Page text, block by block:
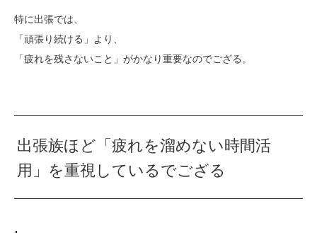
特に出張では、
「頑張り続ける」より、
「疲れを残さないこと」がかなり重要なのでござる。
出張族ほど「疲れを溜めない時間活
用」を重視しているでござる